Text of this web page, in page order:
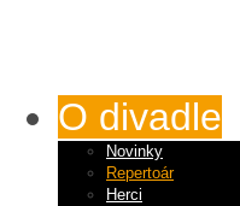
O divadle
Novinky
Repertoár
Herci